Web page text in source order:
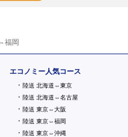
福岡
エコノミー人気コース
・ 陸送 北海道⇔東京
・ 陸送 北海道⇔名古屋
・ 陸送 東京⇔大阪
・ 陸送 東京⇔福岡
・ 陸送 東京⇔沖縄